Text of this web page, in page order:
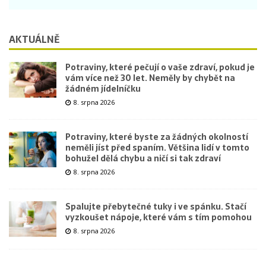
AKTUÁLNĚ
Potraviny, které pečují o vaše zdraví, pokud je
vám více než 30 let. Neměly by chybět na
žádném jídelníčku
8. srpna 2026
Potraviny, které byste za žádných okolností
neměli jíst před spaním. Většina lidí v tomto
bohužel dělá chybu a ničí si tak zdraví
8. srpna 2026
Spalujte přebytečné tuky i ve spánku. Stačí
vyzkoušet nápoje, které vám s tím pomohou
8. srpna 2026